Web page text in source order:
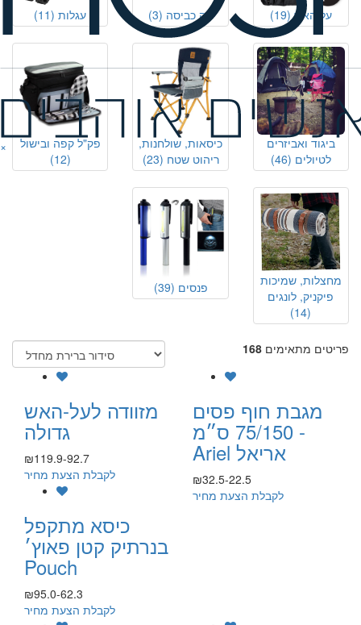
×
על האש (19) שק כביסה (3) עגלות (11)
ביגוד ואביזרים
לטיולים (46)
כיסאות, שולחנות,
ריהוט שטח (23)
פק"ל קפה ובישול
(12)
מחצלות, שמיכות
פיקניק, לונגים
(14)
פנסים (39)
168 פריטים מתאימים
מגבת חוף פסים
75/150 ס״מ -
Ariel אריאל
₪32.5-22.5
לקבלת הצעת מחיר
מזוודה לעל-האש
גדולה
₪119.9-92.7
לקבלת הצעת מחיר
כיסא מתקפל
בנרתיק קטן פאוץ׳
Pouch
₪95.0-62.3
לקבלת הצעת מחיר